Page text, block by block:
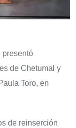
presentó
de Chetumal y
Toro, en
de reinserción